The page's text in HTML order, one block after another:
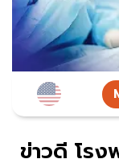
ข่าวดี โรง